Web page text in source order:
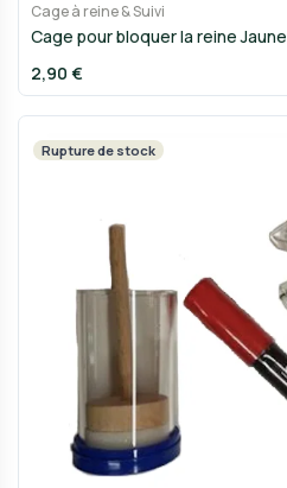
Cage à reine & Suivi
Cage pour bloquer la reine Jaune
2,90 €
Rupture de stock